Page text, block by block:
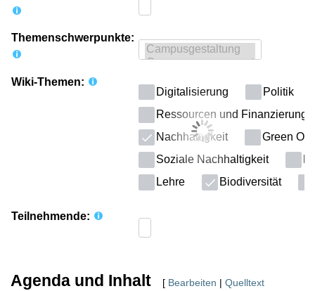
Themenschwerpunkte:
Wiki-Themen:
Digitalisierung
Politik
Ressourcen und Finanzierung
Nachhaltigkeit
Green
Soziale Nachhaltigkeit
Lehre
Biodiversität
Teilnehmende:
Agenda und Inhalt [ Bearbeiten | Quelltext